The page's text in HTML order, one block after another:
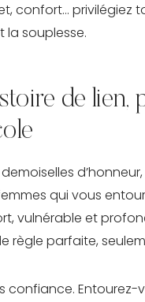
confort… privilégiez
la souplesse.
de lien,
qui vous
vulnérable et
règle parfaite,
confiance. Entourez-